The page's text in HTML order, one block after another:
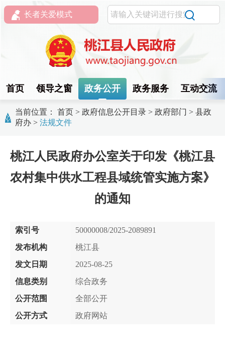
长者关爱模式
首页 领导之窗 政务公开 政务服务 互动交流
当前位置： 首页 > 政府信息公开目录 > 政府部门 > 县政
府办 > 法规文件
桃江人民政府办公室关于印发《桃江县
农村集中供水工程县域统管实施方案》
的通知
索引号
50000008/2025-2089891
发布机构
桃江县
发文日期
2025-08-25
信息类别
综合政务
公开范围
全部公开
公开方式
政府网站